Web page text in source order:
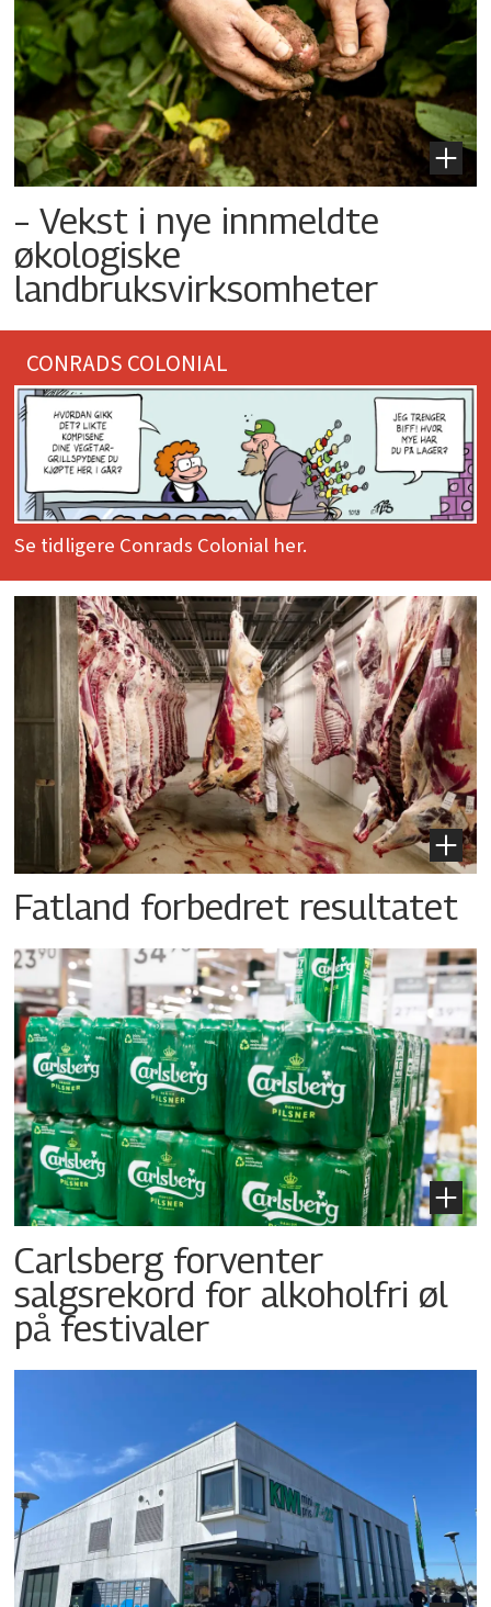
– Vekst i nye innmeldte
økologiske
landbruksvirksomheter
CONRADS COLONIAL
Se tidligere Conrads Colonial her.
Fatland forbedret resultatet
Carlsberg forventer
salgsrekord for alkoholfri øl
på festivaler